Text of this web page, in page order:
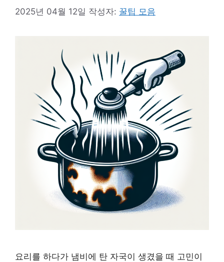
2025년 04월 12일 작성자: 꿀팁 모음
요리를 하다가 냄비에 탄 자국이 생겼을 때 고민이